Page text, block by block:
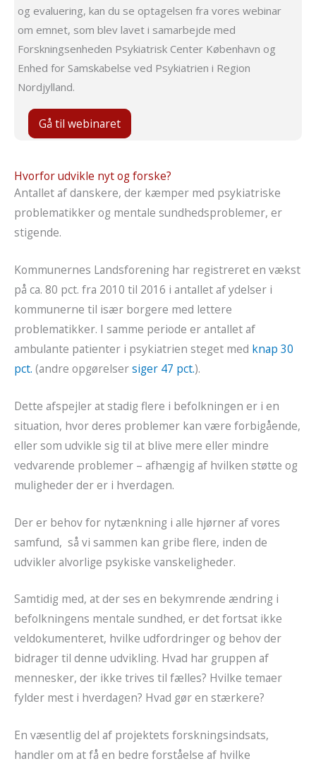
og evaluering, kan du se optagelsen fra vores webinar
om emnet, som blev lavet i samarbejde med
Forskningsenheden Psykiatrisk Center København og
Enhed for Samskabelse ved Psykiatrien i Region
Nordjylland.
Gå til webinaret
Hvorfor udvikle nyt og forske?
Antallet af danskere, der kæmper med psykiatriske
problematikker og mentale sundhedsproblemer, er
stigende.
Kommunernes Landsforening har registreret en vækst
på ca. 80 pct. fra 2010 til 2016 i antallet af ydelser i
kommunerne til især borgere med lettere
problematikker. I samme periode er antallet af
ambulante patienter i psykiatrien steget med knap 30
pct. (andre opgørelsersiger 47 pct.).
Dette afspejler at stadig flere i befolkningen er i en
situation, hvor deres problemer kan være forbigående,
eller som udvikle sig til at blive mere eller mindre
vedvarende problemer – afhængig af hvilken støtte og
muligheder der er i hverdagen.
Der er behov for nytænkning i alle hjørner af vores
samfund, så vi sammen kan gribe flere, inden de
udvikler alvorlige psykiske vanskeligheder.
Samtidig med, at der ses en bekymrende ændring i
befolkningens mentale sundhed, er det fortsat ikke
veldokumenteret, hvilke udfordringer og behov der
bidrager til denne udvikling. Hvad har gruppen af
mennesker, der ikke trives til fælles? Hvilke temaer
fylder mest i hverdagen? Hvad gør en stærkere?
En væsentlig del af projektets forskningsindsats,
handler om at få en bedre forståelse af hvilke